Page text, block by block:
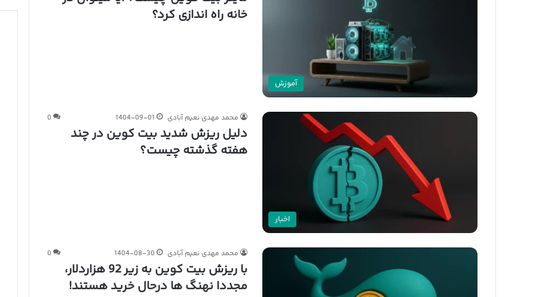
آموزش
خانه راه اندازی کرد؟
اخبار
محمد مهدی نعیم آبادی 1404-09-01
0
دلیل ریزش شدید بیت کوین در چند
هفته گذشته چیست؟
محمد مهدی نعیم آبادی 1404-08-30
0
با ریزش بیت کوین به زیر 92 هزاردلار،
مجددا نهنگ ها درحال خرید هستند!